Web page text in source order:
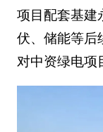
项目配套基建
伏、储能等后
对中资绿电项